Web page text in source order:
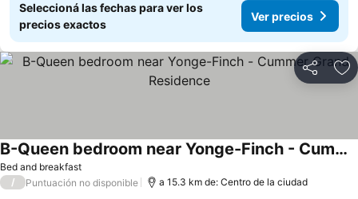
Seleccioná las fechas para ver los
precios exactos
Ver precios
Compartir
Bed and breakfast
B-Queen bedroom near Yonge-Finch - Cummer Grand Residence
/ Puntuación no disponible a 15.3 km de: Centro de la ciudad